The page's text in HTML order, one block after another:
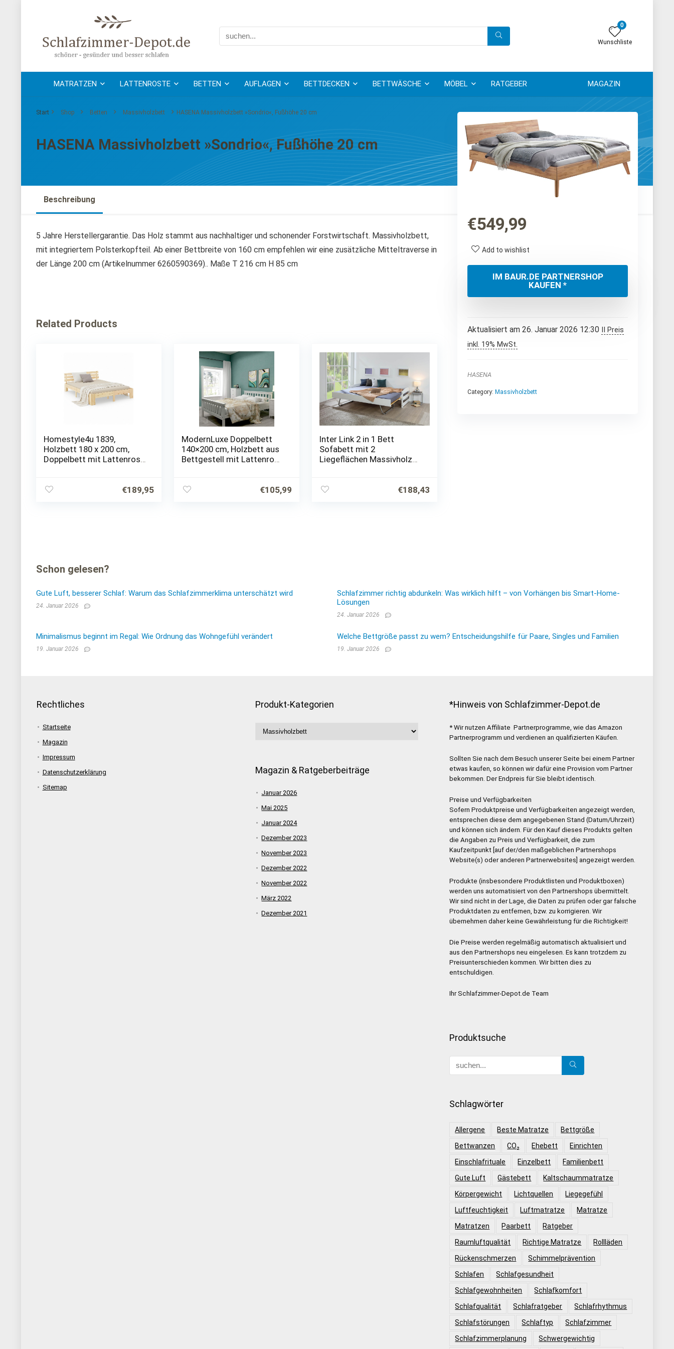
0
Wunschliste
MATRATZEN LATTENROSTE BETTEN AUFLAGEN BETTDECKEN BETTWÄSCHE MÖBEL RATGEBER MAGAZIN
Start Shop Betten Massivholzbett HASENA Massivholzbett »Sondrio«, Fußhöhe 20 cm
HASENA Massivholzbett »Sondrio«, Fußhöhe 20 cm
€549,99
Add to wishlist
IM BAUR.DE PARTNERSHOP
KAUFEN *
Aktualisiert am 26. Januar 2026 12:30
II Preis
inkl. 19% MwSt.
HASENA
Category: Massivholzbett
Beschreibung
5 Jahre Herstellergarantie. Das Holz stammt aus nachhaltiger und schonender Forstwirtschaft. Massivholzbett,
mit integriertem Polsterkopfteil. Ab einer Bettbreite von 160 cm empfehlen wir eine zusätzliche Mitteltraverse in
der Länge 200 cm (Artikelnummer 6260590369).. Maße T 216 cm H 85 cm
Related Products
Homestyle4u 1839,
Holzbett 180 x 200 cm,
Doppelbett mit Lattenrost,
€189,95
ModernLuxe Doppelbett
140×200 cm, Holzbett aus
Bettgestell mit Lattenrost
Massiv Bett Weiß lackiert…
€105,99
Inter Link 2 in 1 Bett
Sofabett mit 2
Liegeflächen Massivholz
Kinderzimmer
€188,43
Schon gelesen?
Gute Luft, besserer Schlaf: Warum das Schlafzimmerklima unterschätzt wird
24. Januar 2026
Schlafzimmer richtig abdunkeln: Was wirklich hilft – von Vorhängen bis Smart-Home-
Lösungen
24. Januar 2026
Minimalismus beginnt im Regal: Wie Ordnung das Wohngefühl verändert
19. Januar 2026
Welche Bettgröße passt zu wem? Entscheidungshilfe für Paare, Singles und Familien
19. Januar 2026
Rechtliches
Startseite
Magazin
Impressum
Datenschutzerklärung
Sitemap
Produkt-Kategorien
Magazin & Ratgeberbeiträge
Januar 2026
Mai 2025
Januar 2024
Dezember 2023
November 2023
Dezember 2022
November 2022
März 2022
Dezember 2021
*Hinweis von Schlafzimmer-Depot.de
* Wir nutzen Affiliate Partnerprogramme, wie das Amazon
Partnerprogramm und verdienen an qualifizierten Käufen.
Sollten Sie nach dem Besuch unserer Seite bei einem Partner
etwas kaufen, so können wir dafür eine Provision vom Partner
bekommen. Der Endpreis für Sie bleibt identisch.
Preise und Verfügbarkeiten
Sofern Produktpreise und Verfügbarkeiten angezeigt werden,
entsprechen diese dem angegebenen Stand (Datum/Uhrzeit)
und können sich ändern. Für den Kauf dieses Produkts gelten
die Angaben zu Preis und Verfügbarkeit, die zum
Kaufzeitpunkt [auf der/den maßgeblichen Partnershops
Website(s) oder anderen Partnerwebsites] angezeigt werden.
Produkte (insbesondere Produktlisten und Produktboxen)
werden uns automatisiert von den Partnershops übermittelt.
Wir sind nicht in der Lage, die Daten zu prüfen oder gar falsche
Produktdaten zu entfernen, bzw. zu korrigieren. Wir
übernehmen daher keine Gewährleistung für die Richtigkeit!
Die Preise werden regelmäßig automatisch aktualisiert und
aus den Partnershops neu eingelesen. Es kann trotzdem zu
Preisunterschieden kommen. Wir bitten dies zu
entschuldigen.
Ihr Schlafzimmer-Depot.de Team
Produktsuche
Schlagwörter
Allergene Beste Matratze
Bettgröße
Bettwanzen
CO₂ Ehebett
Einrichten
Einschlafrituale
Einzelbett
Familienbett
Gute Luft
Gästebett
Kaltschaummatratze
Körpergewicht
Lichtquellen
Liegegefühl
Luftfeuchtigkeit
Luftmatratze
Matratze
Matratzen
Paarbett
Ratgeber
Raumluftqualität
Richtige Matratze
Rollläden
Rückenschmerzen
Schimmelprävention
Schlafen
Schlafgesundheit
Schlafgewohnheiten
Schlafkomfort
Schlafqualität
Schlafratgeber
Schlafrhythmus
Schlafstörungen
Schlaftyp
Schlafzimmer
Schlafzimmerplanung
Schwergewichtig